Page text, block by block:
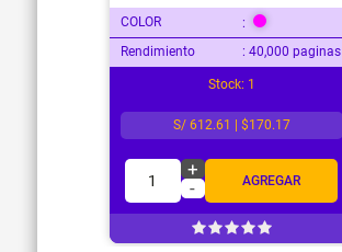
COLOR
:
Rendimiento
: 40,000 paginas
Stock: 1
S/ 612.61 | $170.17
1
+
-
AGREGAR